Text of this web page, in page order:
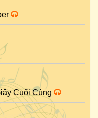
Cuối Cùng